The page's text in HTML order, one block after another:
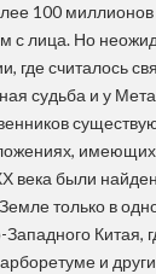
100
с лица. Но
где считалось
судьба и у
века были
только в
Китая,
и